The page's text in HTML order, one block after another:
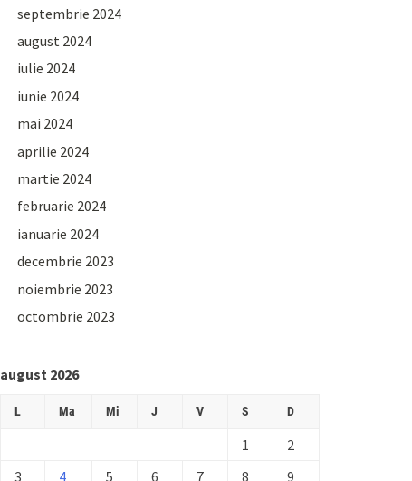
septembrie 2024
august 2024
iulie 2024
iunie 2024
mai 2024
aprilie 2024
martie 2024
februarie 2024
ianuarie 2024
decembrie 2023
noiembrie 2023
octombrie 2023
august 2026
L Ma Mi J V S D
1
2
3
4 5 6 7 8 9